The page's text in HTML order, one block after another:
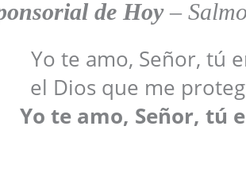
l de Hoy–
Yo te amo, Señor, tú
el Dios que me
Yo te amo, Señor, tú